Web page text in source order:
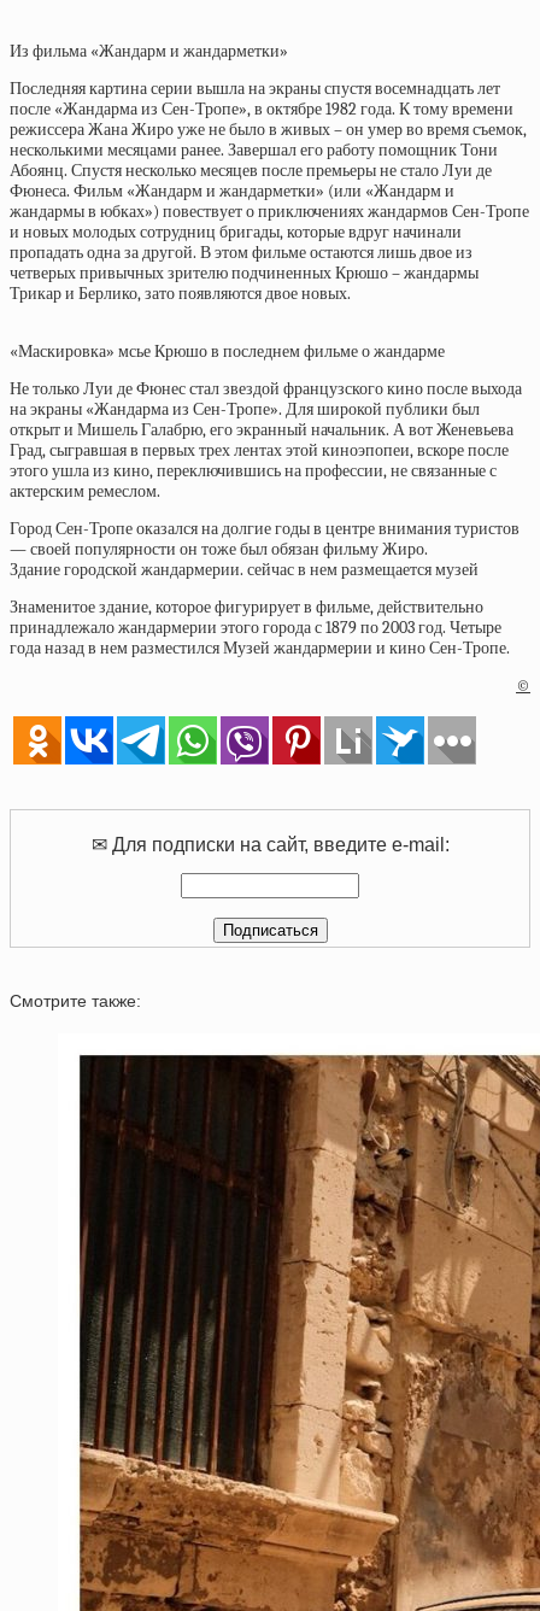
Из фильма «Жандарм и жандарметки»
Последняя картина серии вышла на экраны спустя восемнадцать лет
после «Жандарма из Сен-Тропе», в октябре 1982 года. К тому времени
режиссера Жана Жиро уже не было в живых – он умер во время съемок,
несколькими месяцами ранее. Завершал его работу помощник Тони
Абоянц. Спустя несколько месяцев после премьеры не стало Луи де
Фюнеса. Фильм «Жандарм и жандарметки» (или «Жандарм и
жандармы в юбках») повествует о приключениях жандармов Сен-Тропе
и новых молодых сотрудниц бригады, которые вдруг начинали
пропадать одна за другой. В этом фильме остаются лишь двое из
четверых привычных зрителю подчиненных Крюшо – жандармы
Трикар и Берлико, зато появляются двое новых.
«Маскировка» мсье Крюшо в последнем фильме о жандарме
Не только Луи де Фюнес стал звездой французского кино после выхода
на экраны «Жандарма из Сен-Тропе». Для широкой публики был
открыт и Мишель Галабрю, его экранный начальник. А вот Женевьева
Град, сыгравшая в первых трех лентах этой киноэпопеи, вскоре после
этого ушла из кино, переключившись на профессии, не связанные с
актерским ремеслом.
Город Сен-Тропе оказался на долгие годы в центре внимания туристов
— своей популярности он тоже был обязан фильму Жиро.
Здание городской жандармерии. сейчас в нем размещается музей
Знаменитое здание, которое фигурирует в фильме, действительно
принадлежало жандармерии этого города с 1879 по 2003 год. Четыре
года назад в нем разместился Музей жандармерии и кино Сен-Тропе.
©
✉ Для подписки на сайт, введите e-mail:
Смотрите также: